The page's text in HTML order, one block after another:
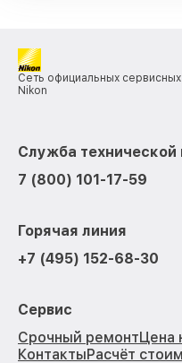
Сеть официальных
Nikon
Служба
7 (800) 101-17-59
Горячая линия
+7 (495) 152-68-30
Сервис
Срочный ремонтЦена
КонтактыРасчёт